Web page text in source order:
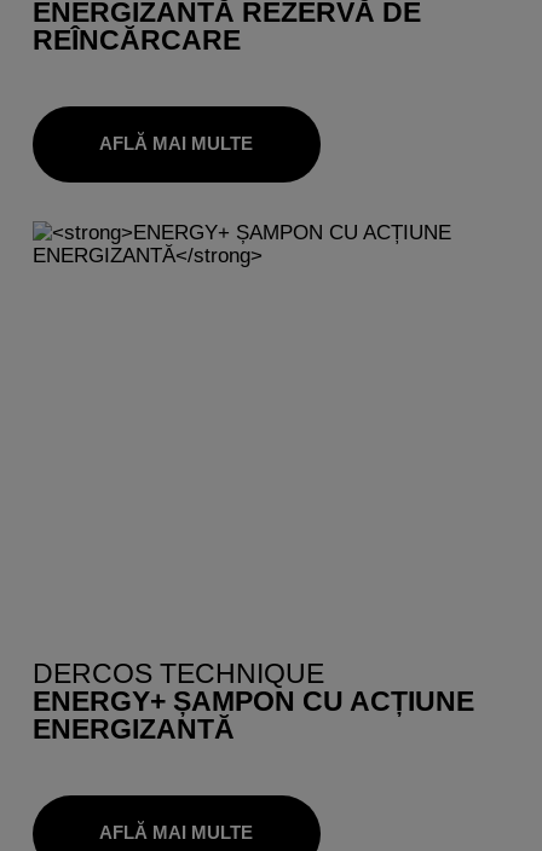
ENERGIZANTĂ REZERVĂ DE
REÎNCĂRCARE
AFLĂ MAI MULTE
DERCOS TECHNIQUE
ENERGY+ ȘAMPON CU ACȚIUNE
ENERGIZANTĂ
AFLĂ MAI MULTE